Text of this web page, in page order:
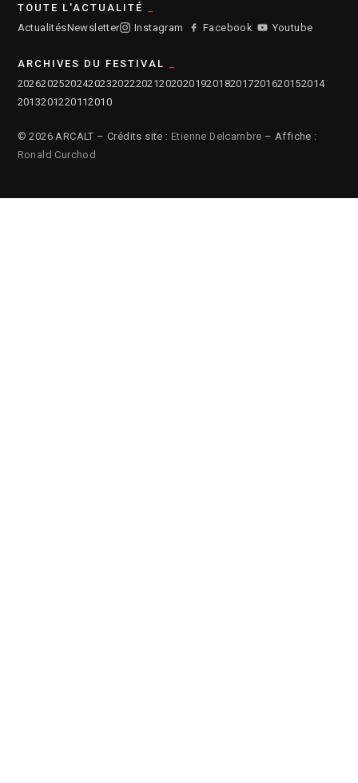
TOUTE L'ACTUALITÉ
ActualitésNewsletter Instagram Facebook Youtube
ARCHIVES DU FESTIVAL
2026202520242023202220212020201920182017201620152014
2013201220112010
© 2026 ARCALT – Crédits site : Etienne Delcambre – Affiche :
Ronald Curchod